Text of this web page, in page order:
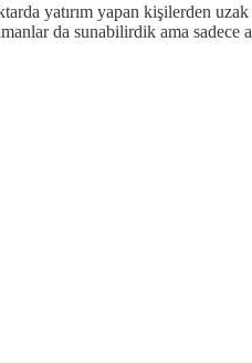
yatırım yapan kişilerden
da sunabilirdik ama sadece